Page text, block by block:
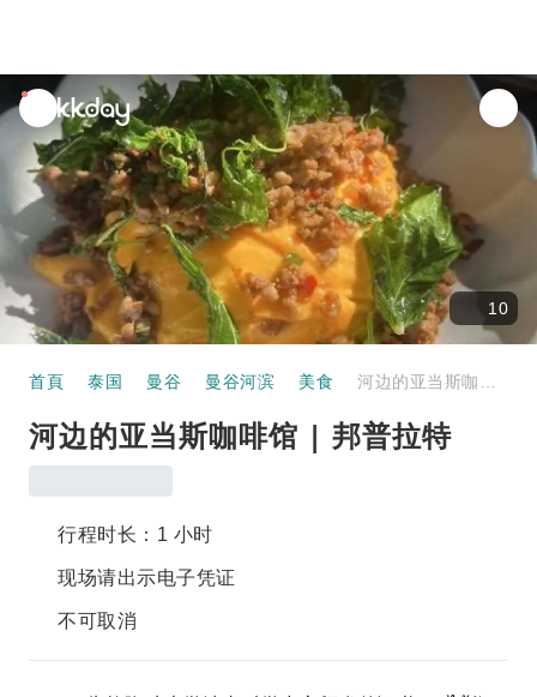
unread
notifications
10
首頁 泰国 曼谷 曼谷河滨 美食
河边的亚当斯咖啡馆 | 邦普拉特
行程时长：1 小时
现场请出示电子凭证
不可取消